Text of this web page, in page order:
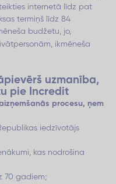
internetā līdz pat
termiņš līdz 84
budžetu, jo,
ikmēneša
uzmanība,
pie Incredit
procesu, ņem
iedzīvotājs
kas nodrošina
70 gadiem;